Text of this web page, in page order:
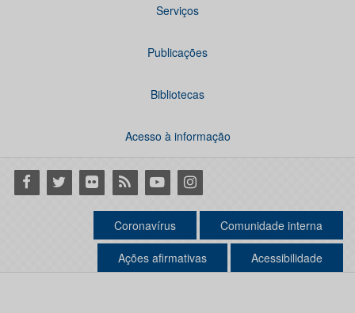
Serviços
Publicações
Bibliotecas
Acesso à informação
Facebook
Twitter Flickr RSS YoutubeInstagram
Coronavírus Comunidade interna
Ações afirmativas Acessibilidade